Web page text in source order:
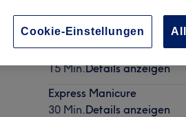
10 Min.Details anzeigen
Nagelreparatur (pro
15 Min.Details anzeigen
Express Manicure
30 Min.Details anzeigen
Cookie-Einstellungen